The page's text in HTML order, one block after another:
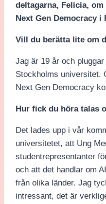
deltagarna, Felicia,
Next Gen Democracy i
Vill du berätta lite om
Jag är 19 år och
Stockholms universitet.
Next Gen Democracy
Hur fick du höra talas
Det lades upp i vår
universitetet, att Ung
studentrepresentanter
och att det handlar om
från olika länder. Jag
intressant, det är